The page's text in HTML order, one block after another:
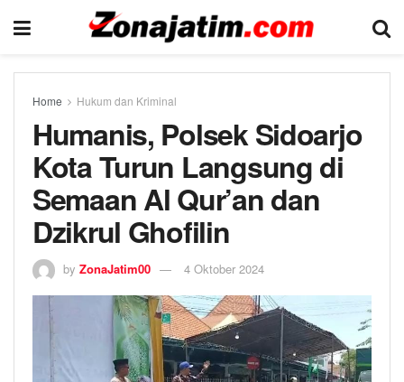
Home Hukum dan Kriminal
Humanis, Polsek Sidoarjo
Kota Turun Langsung di
Semaan Al Qur’an dan
Dzikrul Ghofilin
by ZonaJatim00 4 Oktober 2024